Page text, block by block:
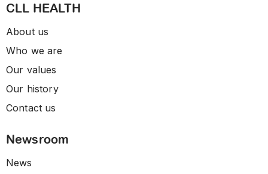
CLL HEALTH
About us
Who we are
Our values
Our history
Contact us
Newsroom
News